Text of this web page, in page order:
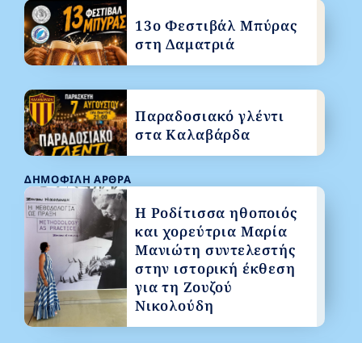
ΔΗΜΟΦΙΛΉ ΆΡΘΡΑ
Η Ροδίτισσα ηθοποιός
και χορεύτρια Μαρία
Μανιώτη συντελεστής
στην ιστορική έκθεση
για τη Ζουζού
Νικολούδη
13ο Φεστιβάλ Μπύρας
στη Δαματριά
Παραδοσιακό γλέντι
στα Καλαβάρδα